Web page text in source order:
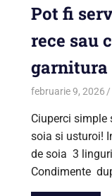
Pot fi
rece sau
garnitura
februarie 9, 2026
Ciuperci simple
soia si usturoi!
de soia 3
Condimente